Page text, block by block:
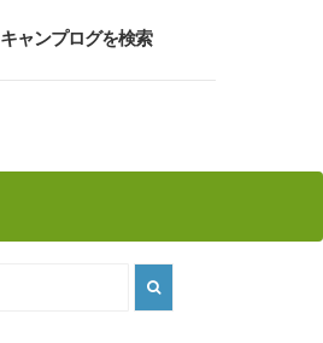
キャンプログを検索